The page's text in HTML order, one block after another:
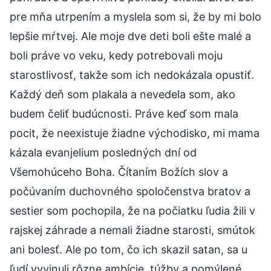
pre mňa utrpením a myslela som si, že by mi bolo
lepšie mŕtvej. Ale moje dve deti boli ešte malé a
boli práve vo veku, kedy potrebovali moju
starostlivosť, takže som ich nedokázala opustiť.
Každý deň som plakala a nevedela som, ako
budem čeliť budúcnosti. Práve keď som mala
pocit, že neexistuje žiadne východisko, mi mama
kázala evanjelium posledných dní od
Všemohúceho Boha. Čítaním Božích slov a
počúvaním duchovného spoločenstva bratov a
sestier som pochopila, že na počiatku ľudia žili v
rajskej záhrade a nemali žiadne starosti, smútok
ani bolesť. Ale po tom, čo ich skazil satan, sa u